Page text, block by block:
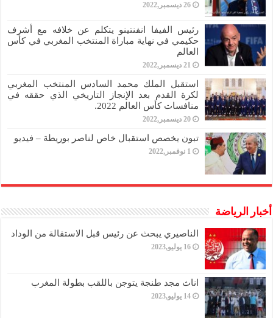
26 ديسمبر,2022
رئيس الفيفا انفنتينو يتكلم عن خلافه مع أشرف
حكيمي في نهاية مباراة المنتخب المغربي في كأس
العالم
21 ديسمبر,2022
استقبل الملك محمد السادس المنتخب المغربي
لكرة القدم بعد الإنجاز التاريخي الذي حققه في
منافسات كأس العالم 2022.
20 ديسمبر,2022
تبون يخصص استقبال خاص لناصر بوريطة – فيديو
1 نوفمبر,2022
أخبار الرياضة
الناصيري يبحث عن رئيس قبل الاستقالة من الوداد
16 يوليو,2023
اناث مجد طنجة يتوجن باللقب بطولة المغرب
14 يوليو,2023